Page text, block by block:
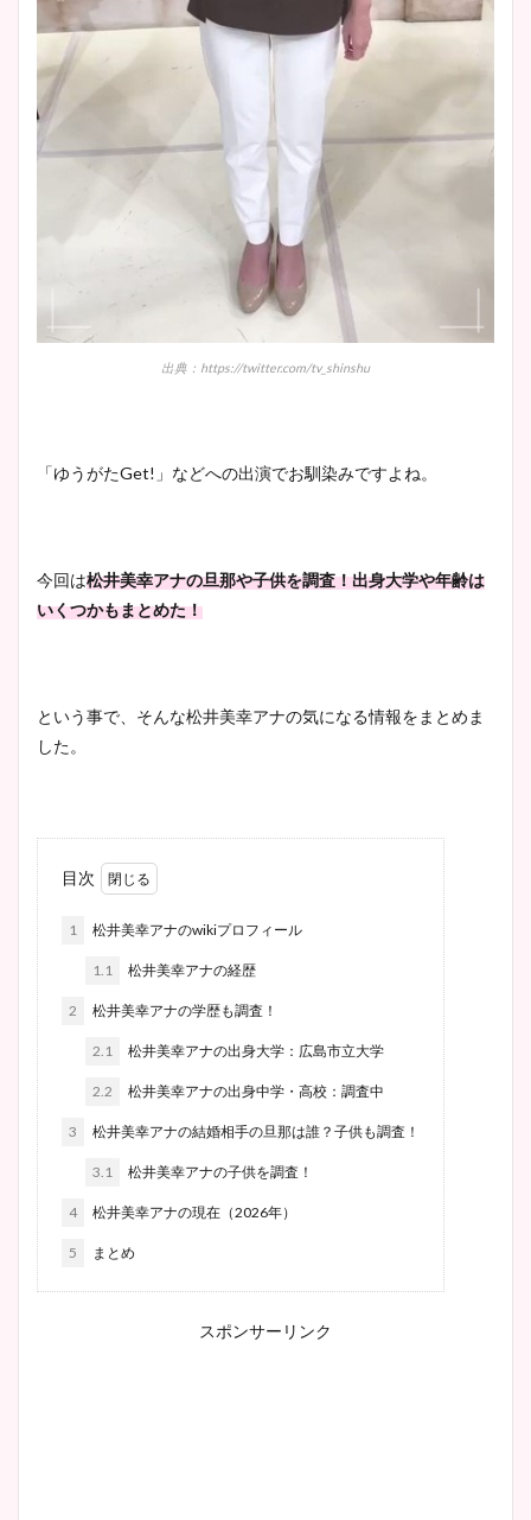
出典：https://twitter.com/tv_shinshu
「ゆうがたGet!」などへの出演でお馴染みですよね。
今回は松井美幸アナの旦那や子供を調査！出身大学や年齢は
いくつかもまとめた！
という事で、そんな松井美幸アナの気になる情報をまとめま
した。
目次
1 松井美幸アナのwikiプロフィール
1.1 松井美幸アナの経歴
2 松井美幸アナの学歴も調査！
2.1 松井美幸アナの出身大学：広島市立大学
2.2 松井美幸アナの出身中学・高校：調査中
3 松井美幸アナの結婚相手の旦那は誰？子供も調査！
3.1 松井美幸アナの子供を調査！
4 松井美幸アナの現在（2026年）
5 まとめ
スポンサーリンク